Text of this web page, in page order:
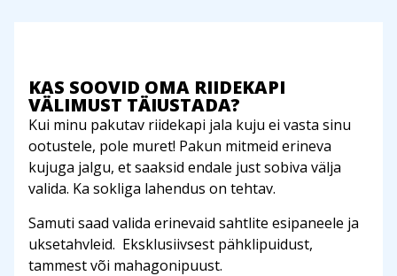
KAS SOOVID OMA RIIDEKAPI
VÄLIMUST TÄIUSTADA?
Kui minu pakutav riidekapi jala kuju ei vasta sinu
ootustele, pole muret! Pakun mitmeid erineva
kujuga jalgu, et saaksid endale just sobiva välja
valida. Ka sokliga lahendus on tehtav.
Samuti saad valida erinevaid sahtlite esipaneele ja
uksetahvleid. Eksklusiivsest pähklipuidust,
tammest või mahagonipuust.